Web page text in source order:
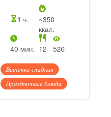
1 ч.
~350
ккал.
40 мин. 12 526
Выпечка сладкая
Праздничные блюда